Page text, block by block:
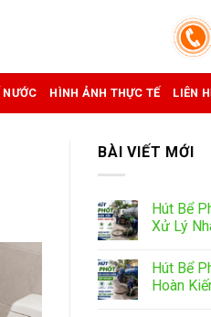
NƯỚC HÌNH ẢNH THỰC TẾ LIÊN
BÀI VIẾT MỚI
Hút Bể
Xử Lý
Hút Bể
Hoàn